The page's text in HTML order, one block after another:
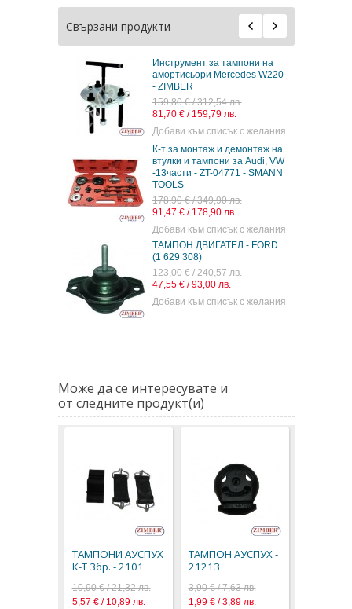
Свързани продукти
Инструмент за тампони на
амортисьори Mercedes W220
- ZIMBER
159,80 € / 312,54 лв.
81,70 € / 159,79 лв.
Добави към списък с желания
К-т за монтаж и демонтаж на
втулки и тампони за Audi, VW
-13части - ZT-04771 - SMANN
TOOLS
178,90 € / 349,90 лв.
91,47 € / 178,90 лв.
Добави към списък с желания
ТАМПОН ДВИГАТЕЛ - FORD
(1 629 308)
123,00 € / 240,57 лв.
47,55 € / 93,00 лв.
Добави към списък с желания
Може да се интересувате и
от следните продукт(и)
ТАМПОНИ АУСПУХ
К-Т 3бр. - 2101
10,90 € / 21,32 лв.
5,57 € / 10,89 лв.
ТАМПОН АУСПУХ -
21213
3,90 € / 7,63 лв.
1,99 € / 3,89 лв.